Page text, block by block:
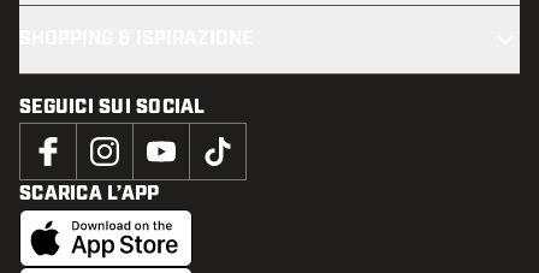
SEGUICI SUI SOCIAL
SCARICA L’APP